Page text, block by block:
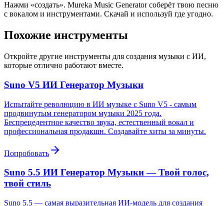
Нажми «создать». Mureka Music Generator соберёт твою песню
с вокалом и инструментами. Скачай и используй где угодно.
Похожие инструменты
Откройте другие инструменты для создания музыки с ИИ,
которые отлично работают вместе.
Suno V5 ИИ Генератор Музыки
Испытайте революцию в ИИ музыке с Suno V5 - самым
продвинутым генератором музыки 2025 года.
Беспрецедентное качество звука, естественный вокал и
профессиональная продакшн. Создавайте хиты за минуты.
Попробовать
Suno 5.5 ИИ Генератор Музыки — Твой голос,
твой стиль
Suno 5.5 — самая выразительная ИИ-модель для создания